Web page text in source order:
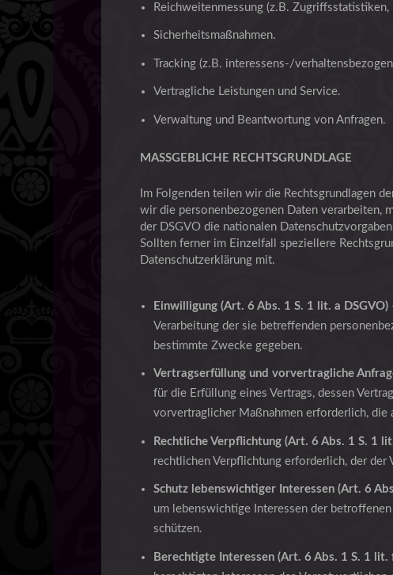
Reichweitenmessung (z.B.
Sicherheitsmaßnahmen.
Tracking (z.B. interessens-/
Vertragliche Leistungen und Service.
Verwaltung und Beantwortung von Anfragen.
MASSGEBLICHE RECHTSGRUNDLAGE
Im Folgenden teilen wir die Rechtsgrundlagen
wir die personenbezogenen Daten verarbeiten,
der DSGVO die nationalen
Sollten ferner im Einzelfall speziellere
Datenschutzerklärung mit.
Einwilligung (Art. 6 Abs. 1 S. 1 lit. a DSGVO)
Verarbeitung der sie betreffenden
bestimmte Zwecke gegeben.
Vertragserfüllung und vorvertragliche
für die Erfüllung eines Vertrags, dessen
vorvertraglicher Maßnahmen erforderlich,
Rechtliche Verpflichtung (Art. 6 Abs. 1 S. 1
rechtlichen Verpflichtung erforderlich, der der
Schutz lebenswichtiger Interessen (Art. 6
um lebenswichtige Interessen der
schützen.
Berechtigte Interessen (Art. 6 Abs. 1 S. 1 lit.